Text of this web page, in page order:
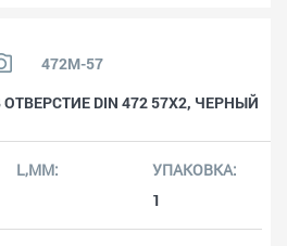
472M-57
DIN 472 57X2, ЧЕРНЫЙ
1